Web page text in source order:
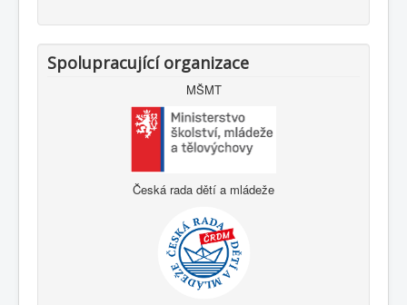
Spolupracující organizace
MŠMT
Česká rada dětí a mládeže